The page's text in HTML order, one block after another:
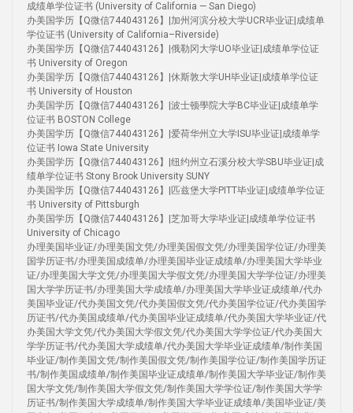
成绩单学位证书 (University of California — San Diego)
办美国学历【Q微信744043126】|加州河滨分校大学UCR毕业证|成绩单
学位证书 (University of California–Riverside)
办美国学历【Q微信744043126】|俄勒冈大学UO毕业证|成绩单学位证
书 University of Oregon
办美国学历【Q微信744043126】|休斯敦大学UH毕业证|成绩单学位证
书 University of Houston
办美国学历【Q微信744043126】|波士顿學院大学BC毕业证|成绩单学
位证书 BOSTON College
办美国学历【Q微信744043126】|爱荷华州立大学ISU毕业证|成绩单学
位证书 Iowa State University
办美国学历【Q微信744043126】|纽约州立石溪分校大学SBU毕业证|成
绩单学位证书 Stony Brook University SUNY
办美国学历【Q微信744043126】|匹兹堡大学PITT毕业证|成绩单学位证
书 University of Pittsburgh
办美国学历【Q微信744043126】|芝加哥大学毕业证|成绩单学位证书
University of Chicago
办理美国毕业证/办理美国文凭/办理美国假文凭/办理美国学位证/办理美
国学历证书/办理美国成绩单/办理美国毕业证成绩单/办理美国大学毕业
证/办理美国大学文凭/办理美国大学假文凭/办理美国大学学位证/办理美
国大学学历证书/办理美国大学成绩单/办理美国大学毕业证成绩单/代办
美国毕业证/代办美国文凭/代办美国假文凭/代办美国学位证/代办美国学
历证书/代办美国成绩单/代办美国毕业证成绩单/代办美国大学毕业证/代
办美国大学文凭/代办美国大学假文凭/代办美国大学学位证/代办美国大
学学历证书/代办美国大学成绩单/代办美国大学毕业证成绩单/制作美国
毕业证/制作美国文凭/制作美国假文凭/制作美国学位证/制作美国学历证
书/制作美国成绩单/制作美国毕业证成绩单/制作美国大学毕业证/制作美
国大学文凭/制作美国大学假文凭/制作美国大学学位证/制作美国大学学
历证书/制作美国大学成绩单/制作美国大学毕业证成绩单/美国毕业证/美